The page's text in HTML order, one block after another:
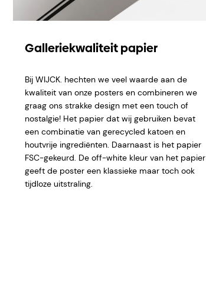
Galleriekwaliteit papier
Bij WIJCK. hechten we veel waarde aan de
kwaliteit van onze posters en combineren we
graag ons strakke design met een touch of
nostalgie! Het papier dat wij gebruiken bevat
een combinatie van gerecycled katoen en
houtvrije ingrediënten. Daarnaast is het papier
FSC-gekeurd. De off-white kleur van het papier
geeft de poster een klassieke maar toch ook
tijdloze uitstraling.